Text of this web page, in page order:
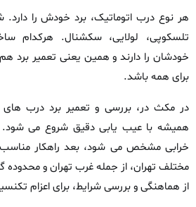
هر نوع درب اتوماتیک، برد خودش را دارد.
تلسکوپی، لولایی، سکشنال. هرکدام
خودشان را دارند و همین یعنی تعمیر برد
برای همه باشد.
در مکث‌ در، بررسی و تعمیر برد درب‌ های
همیشه با عیب‌ یابی دقیق شروع می‌ شود.
خرابی مشخص می‌ شود، بعد راهکار مناسب
مختلف تهران، از جمله غرب تهران و
از هماهنگی و بررسی شرایط، برای اعزام